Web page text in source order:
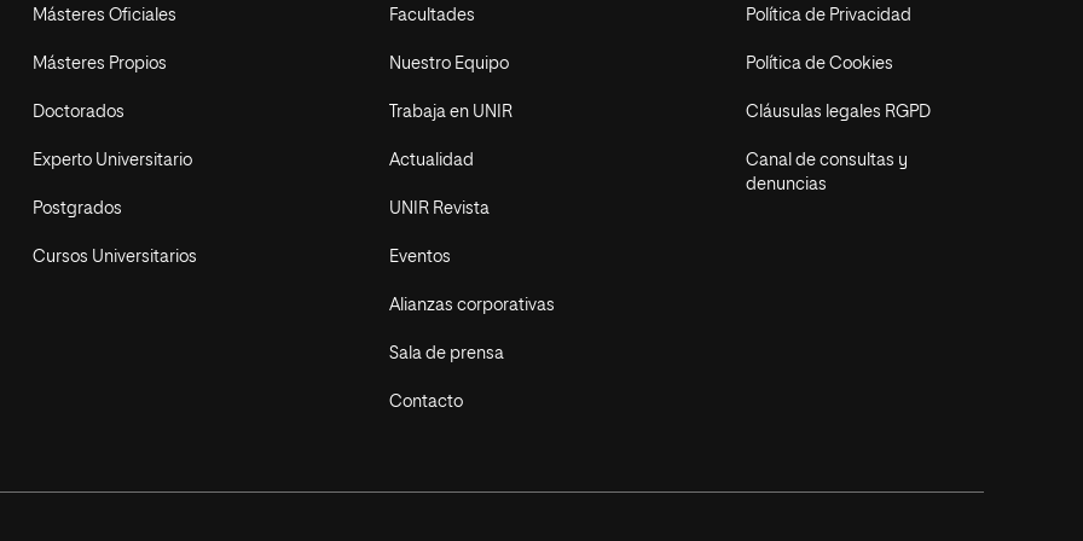
Másteres Oficiales
Másteres Propios
Doctorados
Experto Universitario
Postgrados
Cursos Universitarios
Facultades
Nuestro Equipo
Trabaja en UNIR
Actualidad
UNIR Revista
Eventos
Alianzas corporativas
Sala de prensa
Contacto
Política de Privacidad
Política de Cookies
Cláusulas legales RGPD
Canal de consultas y
denuncias